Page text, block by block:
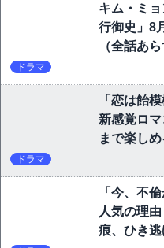
キム・ミ
行御史」8
（全話あ
ドラマ
「恋は飴
新感覚ロ
まで楽し
ドラマ
「今、不
人気の理
痕、ひき